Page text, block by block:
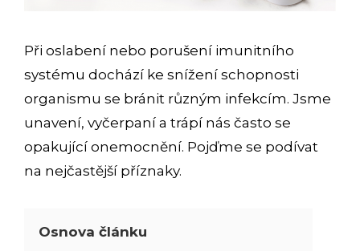
Při oslabení nebo porušení imunitního
systému dochází ke snížení schopnosti
organismu se bránit různým infekcím. Jsme
unavení, vyčerpaní a trápí nás často se
opakující onemocnění. Pojďme se podívat
na nejčastější příznaky.
Osnova článku